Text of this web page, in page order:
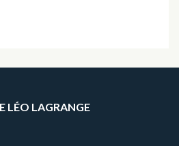
LÉO LAGRANGE